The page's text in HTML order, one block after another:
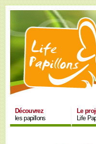
Découvrez
les papillons
Le
Life